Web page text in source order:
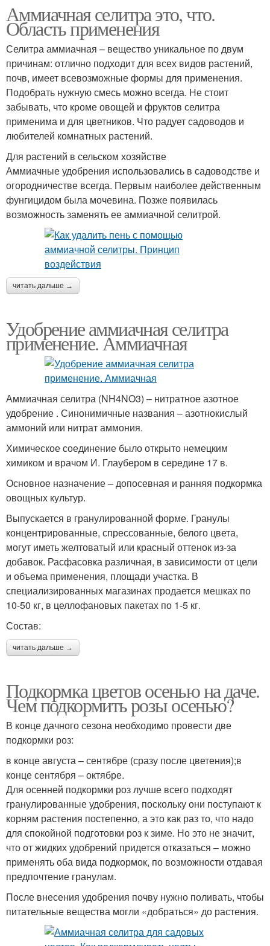
Аммиачная селитра это, что.
Область применения
Селитра аммиачная – вещество уникальное по двум
причинам: отлично подходит для всех видов растений,
почв, имеет всевозможные формы для применения.
Подобрать нужную смесь можно всегда. Не стоит
забывать, что кроме овощей и фруктов селитра
применима и для цветников. Что радует садоводов и
любителей комнатных растений.
Для растений в сельском хозяйстве
Аммиачные удобрения использовались в садоводстве и
огородничестве всегда. Первым наиболее действенным
фунгицидом была мочевина. Позже появилась
возможность заменять ее аммиачной селитрой.
читать дальше →
Удобрение аммиачная селитра
применение. Аммиачная
Аммиачная селитра (NH4NO3) – нитратное азотное
удобрение . Синонимичные названия – азотнокислый
аммоний или нитрат аммония.
Химическое соединение было открыто немецким
химиком и врачом И. Глаубером в середине 17 в.
Основное назначение – допосевная и ранняя подкормка
овощных культур.
Выпускается в гранулированной форме. Гранулы
концентрированные, спрессованные, белого цвета,
могут иметь желтоватый или красный оттенок из-за
добавок. Расфасовка различная, в зависимости от цели
и объема применения, площади участка. В
специализированных магазинах продается мешках по
10-50 кг, в целлофановых пакетах по 1-5 кг.
Состав:
читать дальше →
Подкормка цветов осенью на даче.
Чем подкормить розы осенью?
В конце дачного сезона необходимо провести две
подкормки роз:
в конце августа – сентябре (сразу после цветения);в
конце сентября – октябре.
Для осенней подкормки роз лучше всего подходят
гранулированные удобрения, поскольку они поступают к
корням растения постепенно, а это как раз то, что надо
для спокойной подготовки роз к зиме. Но это не значит,
что от жидких удобрений придется отказаться – можно
применять оба вида подкормок, по возможности отдавая
предпочтение гранулам.
После внесения удобрения почву нужно поливать, чтобы
питательные вещества могли «добраться» до растения.